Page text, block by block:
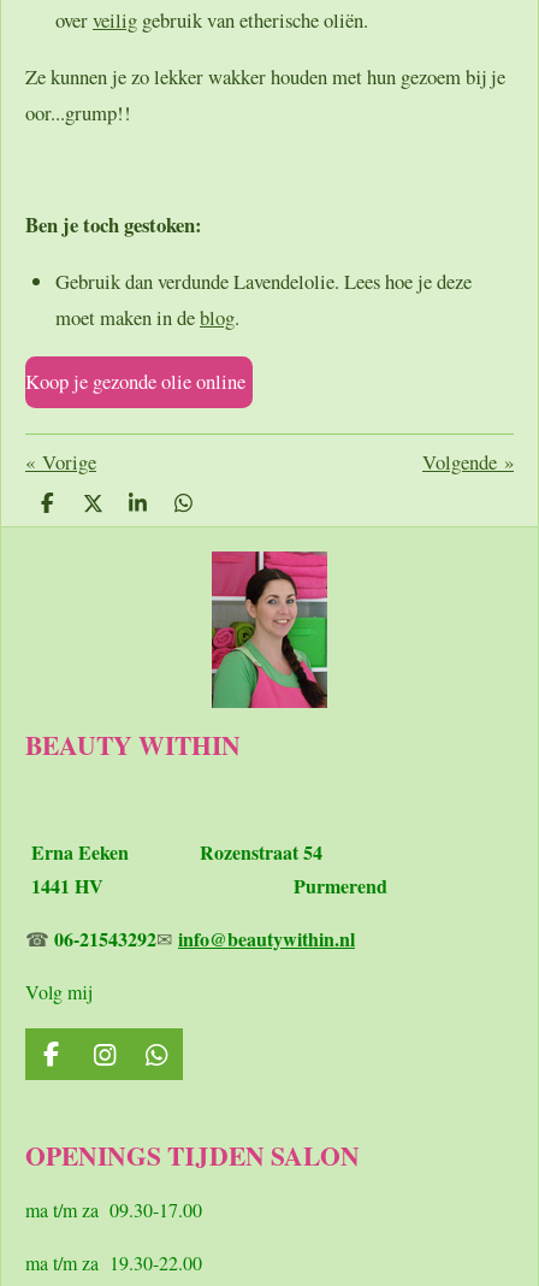
overveilig gebruik van etherische oliën.
Ze kunnen je zo lekker wakker houden met hun gezoem bij je
oor...grump!!
Ben je toch gestoken:
Gebruik dan verdunde Lavendelolie. Lees hoe je deze
moet maken in deblog.
Koop je gezonde olie online
« Vorige Volgende »
D
e
D
e
S
h
D
e
BEAUTY WITHIN
Erna Eeken Rozenstraat 54
1441 HV Purmerend
☎ 06-21543292✉ info@beautywithin.nl
Volg mij
F
a
b
o
I
n
a
r
m
W
h
s
p
OPENINGS TIJDEN SALON
ma t/m za 09.30-17.00
ma t/m za 19.30-22.00